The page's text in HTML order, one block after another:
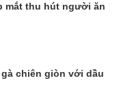
mắt thu hút người ăn
chiên giòn với dầu